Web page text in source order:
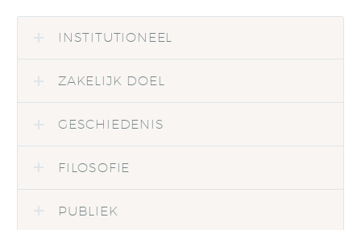
INSTITUTIONEEL
ZAKELIJK DOEL
GESCHIEDENIS
FILOSOFIE
PUBLIEK